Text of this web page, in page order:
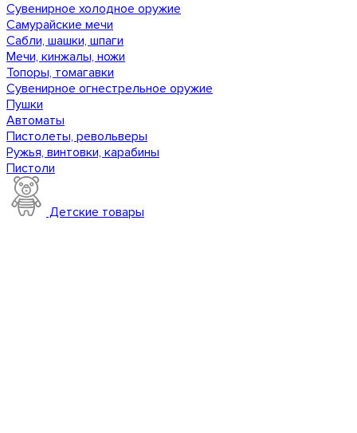
Сувенирное холодное оружие
Самурайские мечи
Сабли, шашки, шпаги
Мечи, кинжалы, ножи
Топоры, томагавки
Сувенирное огнестрельное оружие
Пушки
Автоматы
Пистолеты, револьверы
Ружья, винтовки, карабины
Пистоли
Детские товары